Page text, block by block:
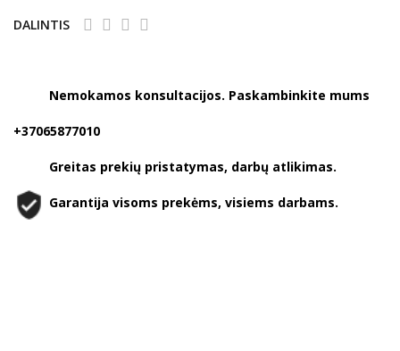
DALINTIS
Nemokamos konsultacijos. Paskambinkite mums
+37065877010
Greitas prekių pristatymas, darbų atlikimas.
Garantija visoms prekėms, visiems darbams.